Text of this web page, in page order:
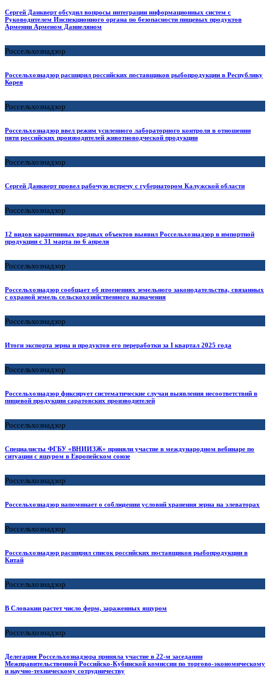
Сергей Данкверт обсудил вопросы интеграции информационных систем с
Руководителем Инспекционного органа по безопасности пищевых продуктов
Армении Арменом Даниеляном
Россельхознадзор
Россельхознадзор расширил российских поставщиков рыбопродукции в Республику
Корея
Россельхознадзор
Россельхознадзор ввел режим усиленного лабораторного контроля в отношении
пяти российских производителей животноводческой продукции
Россельхознадзор
Сергей Данкверт провел рабочую встречу с губернатором Калужской области
Россельхознадзор
12 видов карантинных вредных объектов выявил Россельхознадзор в импортной
продукции с 31 марта по 6 апреля
Россельхознадзор
Россельхознадзор сообщает об изменениях земельного законодательства, связанных
с охраной земель сельскохозяйственного назначения
Россельхознадзор
Итоги экспорта зерна и продуктов его переработки за I квартал 2025 года
Россельхознадзор
Россельхознадзор фиксирует систематические случаи выявления несоответствий в
пищевой продукции саратовских производителей
Россельхознадзор
Специалисты ФГБУ «ВНИИЗЖ» приняли участие в международном вебинаре по
ситуации с ящуром в Европейском союзе
Россельхознадзор
Россельхознадзор напоминает о соблюдении условий хранения зерна на элеваторах
Россельхознадзор
Россельхознадзор расширил список российских поставщиков рыбопродукции в
Китай
Россельхознадзор
В Словакии растет число ферм, зараженных ящуром
Россельхознадзор
Делегация Россельхознадзора приняла участие в 22-м заседании
Межправительственной Российско-Кубинской комиссии по торгово-экономическому
и научно-техническому сотрудничеству